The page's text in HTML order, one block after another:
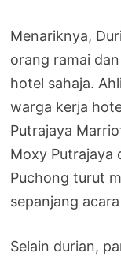
Menariknya,
orang ramai
hotel sahaja.
warga kerja
Putrajaya
Moxy Putrajaya
Puchong turut
sepanjang
Selain durian,